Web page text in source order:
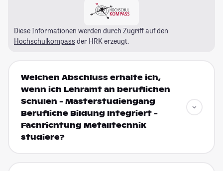
Diese Informationen werden durch Zugriff auf den
Hochschulkompass der HRK erzeugt.
Welchen Abschluss erhalte ich,
wenn ich Lehramt an beruflichen
Schulen - Masterstudiengang
Berufliche Bildung Integriert -
Fachrichtung Metalltechnik
studiere?